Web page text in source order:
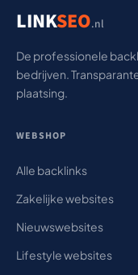
LINKSEO.nl
De professionele
bedrijven.
plaatsing.
WEBSHOP
Alle backlinks
Zakelijke websites
Nieuwswebsites
Lifestyle websites